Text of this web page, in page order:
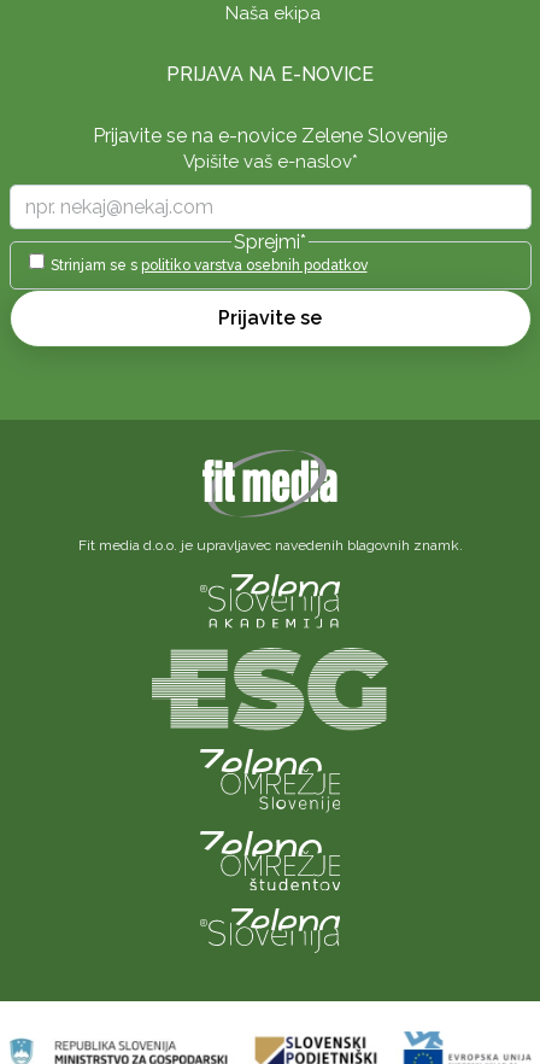
Naša ekipa
PRIJAVA NA E-NOVICE
Prijavite se na e-novice Zelene Slovenije
Vpišite vaš e-naslov*
Sprejmi*
Strinjam se s politiko varstva osebnih podatkov
Prijavite se
Fit media d.o.o. je upravljavec navedenih blagovnih znamk.